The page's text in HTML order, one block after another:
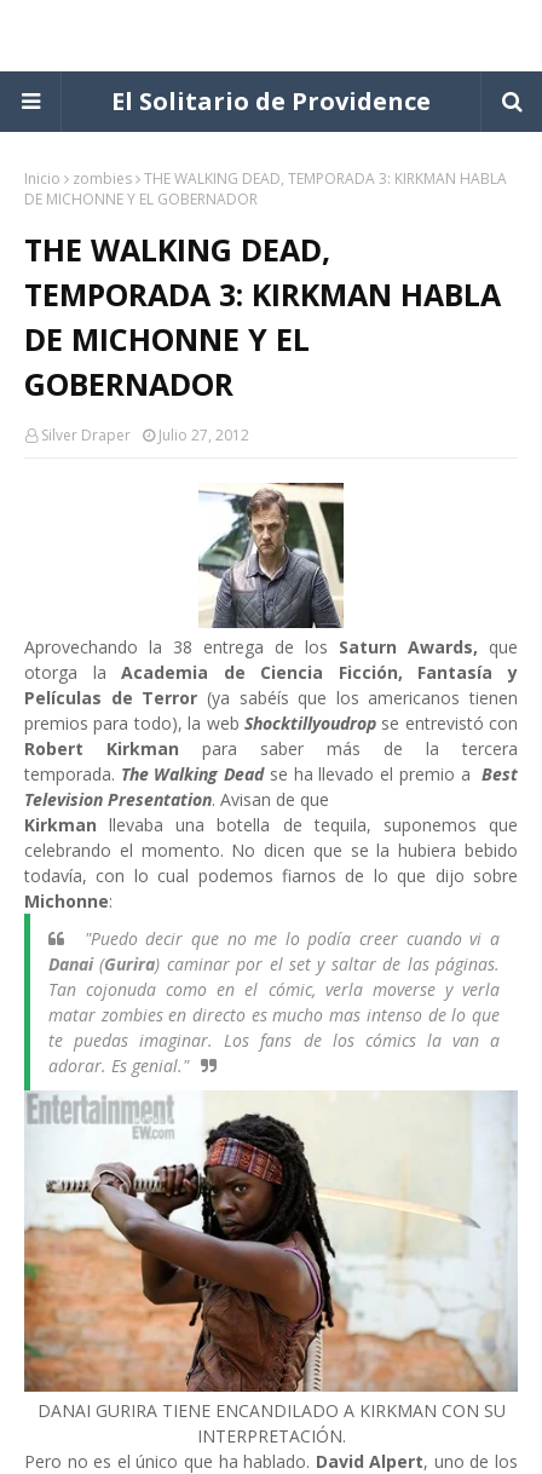
El Solitario de Providence
Inicio zombies THE WALKING DEAD, TEMPORADA 3: KIRKMAN HABLA
DE MICHONNE Y EL GOBERNADOR
THE WALKING DEAD,
TEMPORADA 3: KIRKMAN HABLA
DE MICHONNE Y EL
GOBERNADOR
Silver Draper Julio 27, 2012
Aprovechando la 38 entrega de los Saturn Awards, que
otorga la Academia de Ciencia Ficción, Fantasía y
Películas de Terror (ya sabéís que los americanos tienen
premios para todo), la web Shocktillyoudrop se entrevistó con
Robert Kirkman para saber más de la tercera
temporada. The Walking Deadse ha llevado el premio aBest
Television Presentation. Avisan de que
Kirkman llevaba una botella de tequila, suponemos que
celebrando el momento. No dicen que se la hubiera bebido
todavía, con lo cual podemos fiarnos de lo que dijo sobre
Michonne:
"Puedo decir que no me lo podía creer cuando vi a
Danai(Gurira) caminar por el set y saltar de las páginas.
Tan cojonuda como en el cómic, verla moverse y verla
matar zombies en directo es mucho mas intenso de lo que
te puedas imaginar. Los fans de los cómics la van a
adorar. Es genial."
DANAI GURIRA TIENE ENCANDILADO A KIRKMAN CON SU
INTERPRETACIÓN.
Pero no es el único que ha hablado. David Alpert, uno de los